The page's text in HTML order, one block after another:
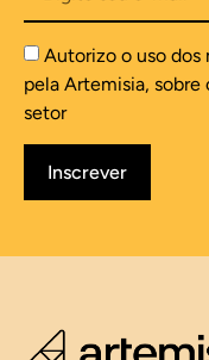
Autorizo o uso dos
pela Artemisia,
setor
Inscrever